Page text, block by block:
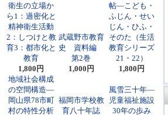
衛生の立場か
ら1：過密化と
精神衛生活動
2：しつけと教
育3：都市化と
教育
1,800円
武蔵野市教育
史 資料編
第2巻
1,000円
帖―こども・
ふじん・せい
じん・ひふ・
そのた（生活
教育シリーズ
21・22）
1,800円
地域社会構成
の空間構造―
岡山県78市町
村の特性分析
福岡市学校教
育八十年誌
風雪三十年―
児童福祉施設
30年の歩み